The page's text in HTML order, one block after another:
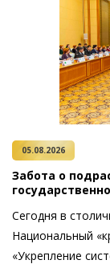
05.08.2026
Забота о
Сегодня в
Национальный
«Укрепление